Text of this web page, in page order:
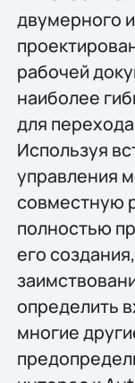
двумерного
рабочей
наиболее
для
Используя
управления
совместную
полностью
его
определить
многие